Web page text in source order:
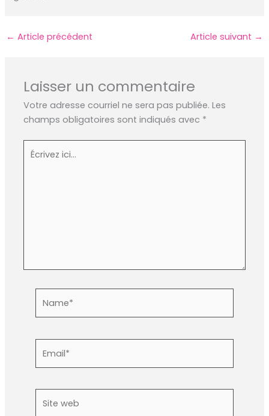
← Article précédent Article suivant →
Laisser un commentaire
Votre adresse courriel ne sera pas publiée. Les
champs obligatoires sont indiqués avec *
ici…
web